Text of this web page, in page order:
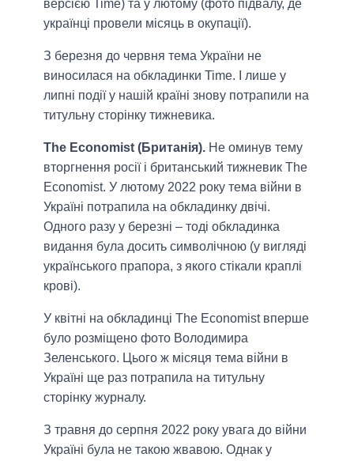
версією Time) та у лютому (фото підвалу, де
українці провели місяць в окупації).
З березня до червня тема України не
виносилася на обкладинки Time. І лише у
липні події у нашій країні знову потрапили на
титульну сторінку тижневика.
The Economist (Британія). Не оминув тему
вторгнення росії і британський тижневик The
Economist. У лютому 2022 року тема війни в
Україні потрапила на обкладинку двічі.
Одного разу у березні – тоді обкладинка
видання була досить символічною (у вигляді
українського прапора, з якого стікали краплі
крові).
У квітні на обкладинці The Economist вперше
було розміщено фото Володимира
Зеленського. Цього ж місяця тема війни в
Україні ще раз потрапила на титульну
сторінку журналу.
З травня до серпня 2022 року увага до війни
Україні була не такою жвавою. Однак у